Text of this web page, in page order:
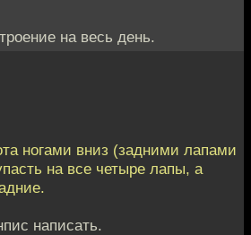
на весь день.
ногами вниз (задними лапами
на все четыре лапы, а
написать.